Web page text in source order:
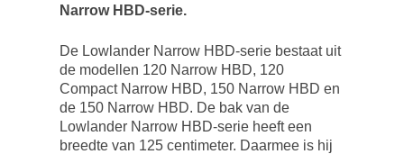
Narrow HBD-serie.
De Lowlander Narrow HBD-serie bestaat uit
de modellen 120 Narrow HBD, 120
Compact Narrow HBD, 150 Narrow HBD en
de 150 Narrow HBD. De bak van de
Lowlander Narrow HBD-serie heeft een
breedte van 125 centimeter. Daarmee is hij